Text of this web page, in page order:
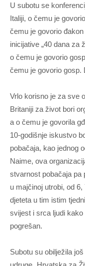
U subotu se
Italiji, o čemu je
čemu je govorio
inicijative „40 dana za
o čemu je govorio
čemu je govorio gosp.
Vrlo korisno je za sve
Britaniji za život bori
a o čemu je govorila
10-godišnje iskustvo
pobačaja, kao jednog
Naime, ova
stvarnost pobačaja pa
u majčinoj utrobi, od
djeteta u tim istim
svijest i srca ljudi kako
pogrešan.
Subotu su obilježila